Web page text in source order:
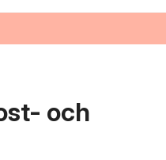
och